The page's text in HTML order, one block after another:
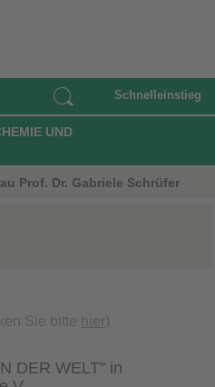
Schnelleinstieg
UND
Prof. Dr. Gabriele Schrüfer
Sie bitte hier)
DER WELT" in